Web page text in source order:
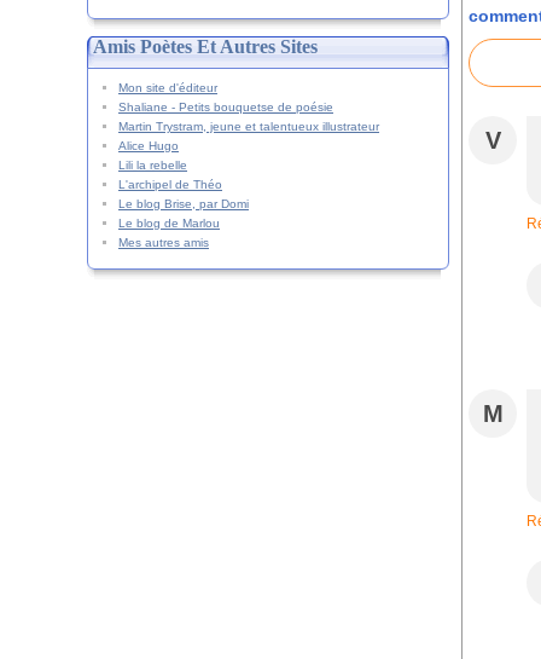
Amis Poètes Et Autres Sites
Mon site d'éditeur
Shaliane - Petits bouquetse de poésie
Martin Trystram, jeune et talentueux illustrateur
Alice Hugo
Lili la rebelle
L'archipel de Théo
Le blog Brise, par Domi
Le blog de Marlou
Mes autres amis
V
M